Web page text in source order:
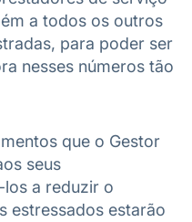
a todos os outros
para poder ser
nesses números tão
que o Gestor
seus
a reduzir o
estressados estarão